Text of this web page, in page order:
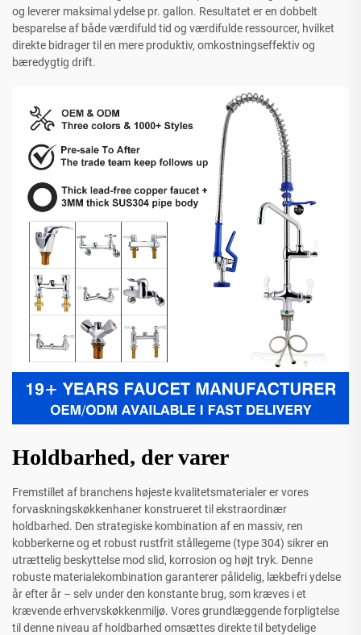
og leverer maksimal ydelse pr. gallon. Resultatet er en dobbelt
besparelse af både værdifuld tid og værdifulde ressourcer, hvilket
direkte bidrager til en mere produktiv, omkostningseffektiv og
bæredygtig drift.
Holdbarhed, der varer
Fremstillet af branchens højeste kvalitetsmaterialer er vores
forvaskningskøkkenhaner konstrueret til ekstraordinær
holdbarhed. Den strategiske kombination af en massiv, ren
kobberkerne og et robust rustfrit stållegeme (type 304) sikrer en
utrættelig beskyttelse mod slid, korrosion og højt tryk. Denne
robuste materialekombination garanterer pålidelig, lækbefri ydelse
år efter år – selv under den konstante brug, som kræves i et
krævende erhvervskøkkenmiljø. Vores grundlæggende forpligtelse
til denne niveau af holdbarhed omsættes direkte til betydelige